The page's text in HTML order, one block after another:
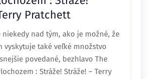
Pratchett
niekedy nad tým, ako je možné, že
vyskytuje také veľké množstvo
povedané, bezhlavo The
: Stráže! Stráže! – Terry